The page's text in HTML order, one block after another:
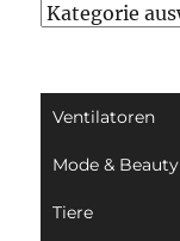
Kategorien
Ventilatoren
Mode & Beauty
Tiere